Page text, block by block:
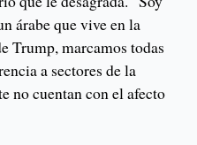
árabe que vive en la
Trump, marcamos todas
a sectores de la
no cuentan con el afecto